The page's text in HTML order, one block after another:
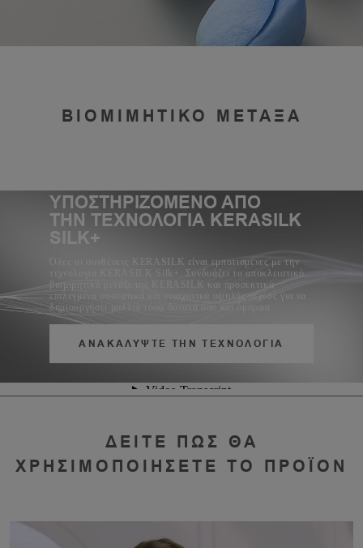
ΒΙΟΜΙΜΗΤΙΚΟ ΜΕΤΑΞΑ
ΥΠΟΣΤΗΡΙΖΟΜΕΝΟ ΑΠΟ
ΤΗΝ ΤΕΧΝΟΛΟΓΙΑ KERASILK
SILK+
Όλες οι συνθέσεις KERASILK είναι εμποτισμένες με την
τεχνολογία KERASILK Silk+. Συνδυάζει το αποκλειστικό
βιομιμητικό μετάξι της KERASILK και προσεκτικά
επιλεγμένα συστατικά και ενισχυτικά υψηλής ισχύος για να
δημιουργήσει μαλλιά τόσο δυνατά όσο και όμορφα.
ΑΝΑΚΑΛΥΨΤΕ ΤΗΝ ΤΕΧΝΟΛΟΓΙΑ
ΔΕΙΤΕ ΠΩΣ ΘΑ
ΧΡΗΣΙΜΟΠΟΙΗΣΕΤΕ ΤΟ ΠΡΟΪΟΝ